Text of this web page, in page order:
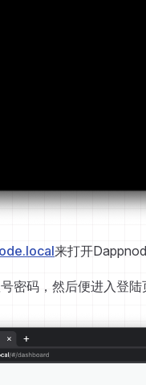
来打开
密码，然后便进入登陆